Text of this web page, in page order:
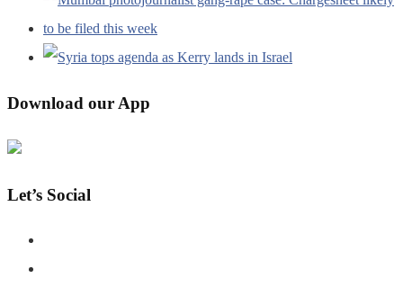
Download our App
Let’s Social